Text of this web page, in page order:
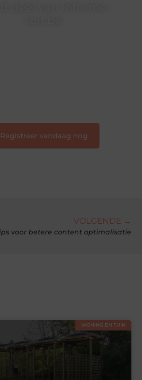
Registreer vandaag nog
VOLGENDE →
voor betere content optimalisatie
WONING EN TUIN